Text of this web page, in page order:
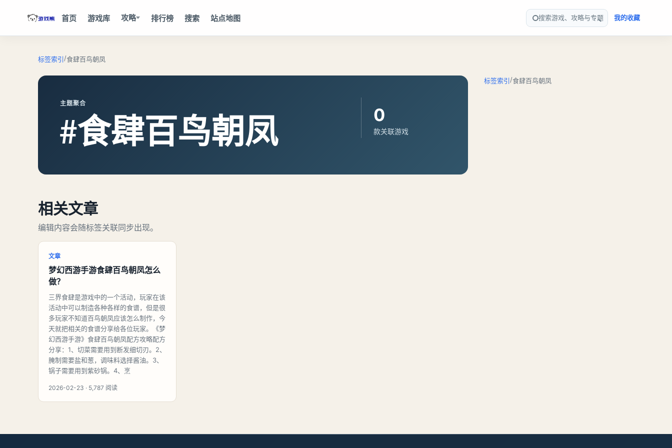
首页 游戏库 攻略 排行榜 搜索 站点地图 搜索游戏、攻略与专题 我的收藏
标签索引/食肆百鸟朝凤
主题聚合
#食肆百鸟朝凤 0
款关联游戏
相关文章
编辑内容会随标签关联同步出现。
文章
梦幻西游手游食肆百鸟朝凤怎么
做？
三界食肆是游戏中的一个活动，玩家在该
活动中可以制造各种各样的食谱，但是很
多玩家不知道百鸟朝凤应该怎么制作，今
天就把相关的食谱分享给各位玩家。《梦
幻西游手游》食肆百鸟朝凤配方攻略配方
分享：1、切菜需要用到断发细切刃。2、
腌制需要盐和葱，调味料选择酱油。3、
锅子需要用到紫砂锅。4、烹
2026-02-23 · 5,787 阅读
标签索引/食肆百鸟朝凤